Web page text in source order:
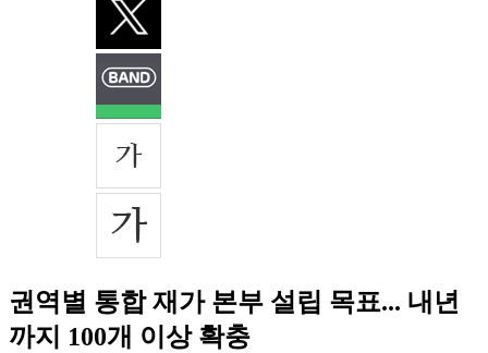
권역별 통합 재가 본부 설립 목표... 내년
까지 100개 이상 확충